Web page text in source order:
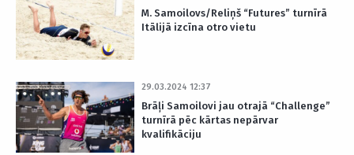
M. Samoilovs/Reliņš “Futures” turnīrā
Itālijā izcīna otro vietu
29.03.2024 12:37
Brāļi Samoilovi jau otrajā “Challenge”
turnīrā pēc kārtas nepārvar
kvalifikāciju